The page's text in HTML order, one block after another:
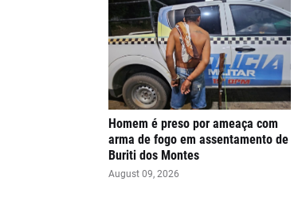
Homem é preso por ameaça com
arma de fogo em assentamento de
Buriti dos Montes
August 09, 2026